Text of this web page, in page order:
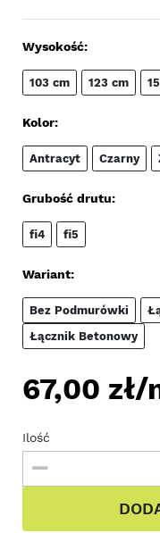
Wysokość:
103 cm 123 cm
Kolor:
Antracyt Czarny
Grubość drutu:
fi4 fi5
Wariant:
Bez Podmurówki
Łącznik Betonowy
67,00 zł/
Ilość